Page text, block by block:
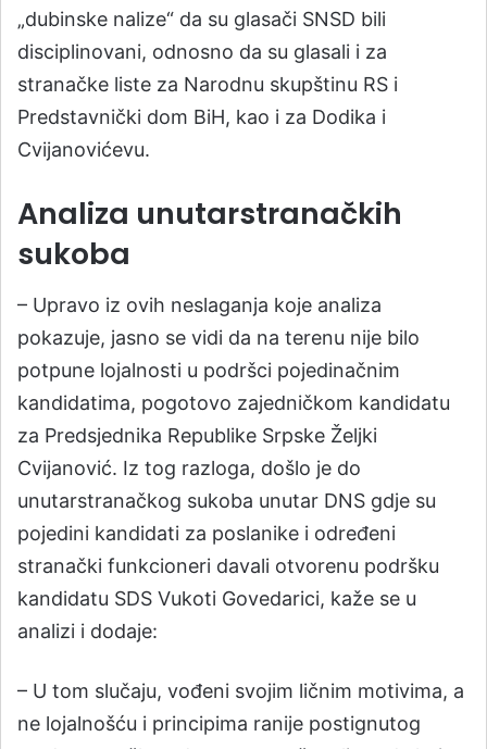
„dubinske nalize“ da su glasači SNSD bili
disciplinovani, odnosno da su glasali i za
stranačke liste za Narodnu skupštinu RS i
Predstavnički dom BiH, kao i za Dodika i
Cvijanovićevu.
Analiza unutarstranačkih
sukoba
– Upravo iz ovih neslaganja koje analiza
pokazuje, jasno se vidi da na terenu nije bilo
potpune lojalnosti u podršci pojedinačnim
kandidatima, pogotovo zajedničkom kandidatu
za Predsjednika Republike Srpske Željki
Cvijanović. Iz tog razloga, došlo je do
unutarstranačkog sukoba unutar DNS gdje su
pojedini kandidati za poslanike i određeni
stranački funkcioneri davali otvorenu podršku
kandidatu SDS Vukoti Govedarici, kaže se u
analizi i dodaje:
– U tom slučaju, vođeni svojim ličnim motivima, a
ne lojalnošću i principima ranije postignutog